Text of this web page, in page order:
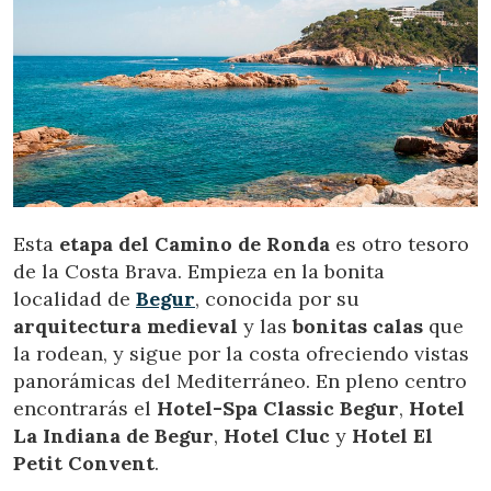
Esta etapa del Camino de Ronda es otro tesoro
de la Costa Brava. Empieza en la bonita
localidad de Begur, conocida por su
arquitectura medieval y lasbonitas calas que
la rodean, y sigue por la costa ofreciendo vistas
panorámicas del Mediterráneo. En pleno centro
encontrarás el Hotel-Spa Classic Begur, Hotel
La Indiana de Begur, Hotel Cluc y Hotel El
Petit Convent.
Modificar cookies
Técnicas y funcionales
Siempre activas
Este sitio web utiliza Cookies propias para recopilar
información con la finalidad de mejorar nuestros servicios.
de configurar su navegador pudiendo, si así lo desea,
impedir que sean instaladas en su disco duro, aunque
deberá tener en cuenta que dicha acción podrá ocasionar
dificultades de navegación de la página web.
Analíticas y personalización
Permiten realizar el seguimiento y análisis del
comportamiento de los usuarios de este sitio web. La
información recogida mediante este tipo de cookies se
utiliza en la medición de la actividad de la web para la
elaboración de perfiles de navegación de los usuarios con